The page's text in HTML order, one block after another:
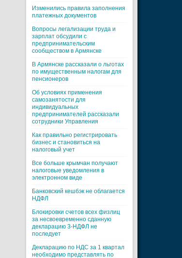
Изменились правила заполнения
платежных документов
Вопросы легализации труда и
зарплат обсудили с
предпринимательским
сообществом в Армянске
В Армянске рассказали о льготах
по имущественным налогам для
пенсионеров
Об условиях применения
самозанятости для
индивидуальных
предпринимателей рассказали
сотрудники Управления
Как правильно регистрировать
бизнес и становиться на
налоговый учет
Все больше крымчан получают
налоговые уведомления в
электронном виде
Банковский кешбэк не облагается
НДФЛ
Блокировки счетов всех физлиц
за несвоевременно сданную
декларацию 3-НДФЛ не
последует
Декларацию по НДС за 1 квартал
необходимо представлять по